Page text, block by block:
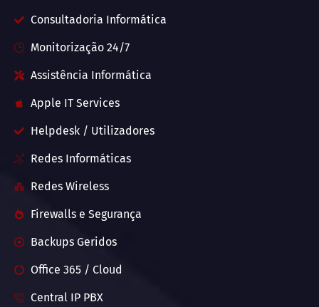
Consultadoria Informática
Monitorização 24/7
Assistência Informática
Apple IT Services
Helpdesk / Utilizadores
Redes Informáticas
Redes Wireless
Firewalls e Segurança
Backups Geridos
Office 365 / Cloud
Central IP PBX